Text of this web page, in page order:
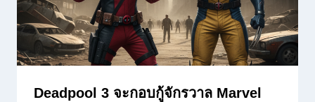
Deadpool 3 จะกอบกู้จักรวาล Marvel